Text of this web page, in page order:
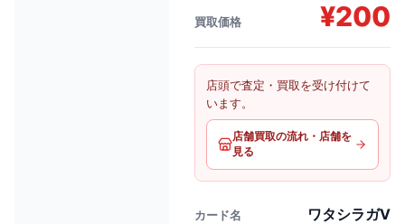
買取価格 ¥200
店頭で査定・買取を受け付けて
います。
店舗買取の流れ・店舗を
見る
カード名 ワタシラガV